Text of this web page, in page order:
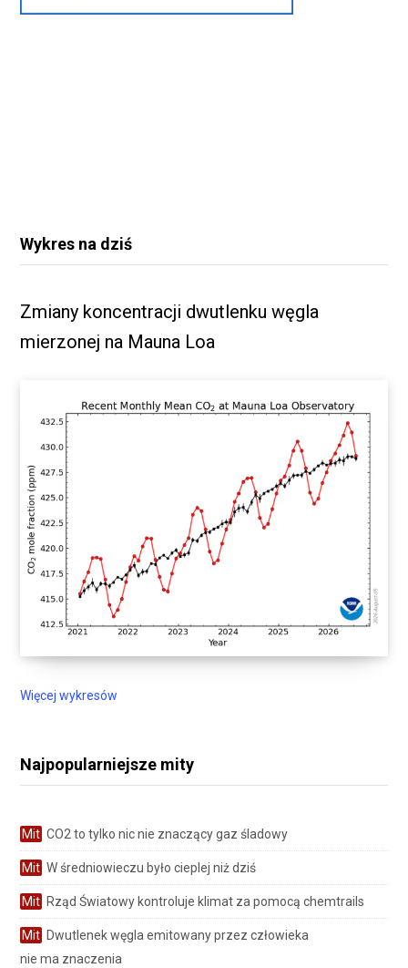
Wykres na dziś
Zmiany koncentracji dwutlenku węgla
mierzonej na Mauna Loa
Więcej wykresów
Najpopularniejsze mity
Mit CO2 to tylko nic nie znaczący gaz śladowy
Mit W średniowieczu było cieplej niż dziś
Mit Rząd Światowy kontroluje klimat za pomocą chemtrails
Mit Dwutlenek węgla emitowany przez człowieka
nie ma znaczenia